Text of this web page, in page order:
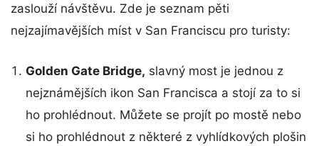
zaslouží návštěvu. Zde je seznam pěti
nejzajímavějších míst v San Franciscu pro turisty:
Golden Gate Bridge, slavný most je jednou z
nejznámějších ikon San Francisca a stojí za to si
ho prohlédnout. Můžete se projít po mostě nebo
si ho prohlédnout z některé z vyhlídkových plošin